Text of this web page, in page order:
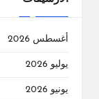
أغسطس 2026
يوليو 2026
يونيو 2026